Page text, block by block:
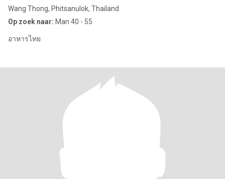
Wang Thong, Phitsanulok, Thailand
Op zoek naar: Man 40 - 55
อาหารไทย